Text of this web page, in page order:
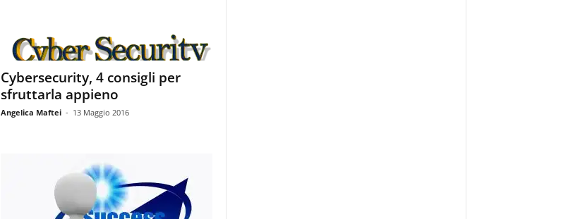
Cybersecurity, 4 consigli per
sfruttarla appieno
Angelica Maftei - 13 Maggio 2016